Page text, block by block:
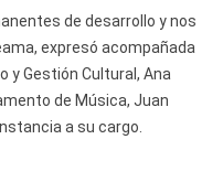
de desarrollo y nos
expresó acompañada
y Gestión Cultural, Ana
de Música, Juan
a su cargo.